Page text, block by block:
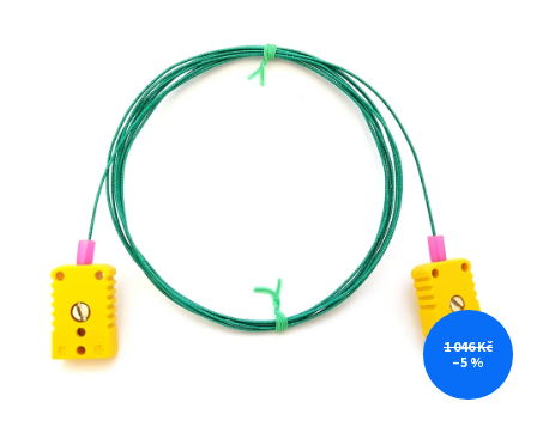
1 046 Kč
–5 %